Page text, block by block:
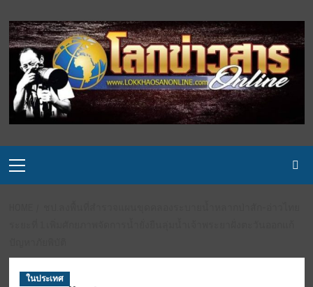
to
content
Menu
ในประเทศ